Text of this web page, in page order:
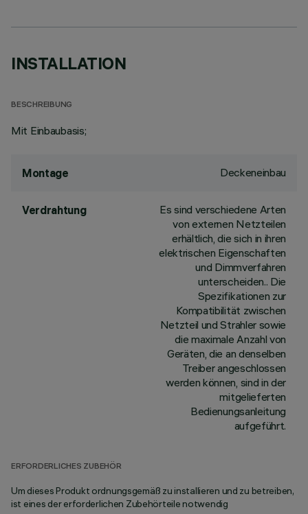
INSTALLATION
BESCHREIBUNG
Mit Einbaubasis;
Montage Deckeneinbau
Verdrahtung
Es sind verschiedene Arten
von externen Netzteilen
erhältlich, die sich in ihren
elektrischen Eigenschaften
und Dimmverfahren
unterscheiden.. Die
Spezifikationen zur
Kompatibilität zwischen
Netzteil und Strahler sowie
die maximale Anzahl von
Geräten, die an denselben
Treiber angeschlossen
werden können, sind in der
mitgelieferten
Bedienungsanleitung
aufgeführt.
ERFORDERLICHES ZUBEHÖR
Um dieses Produkt ordnungsgemäß zu installieren und zu betreiben,
ist eines der erforderlichen Zubehörteile notwendig